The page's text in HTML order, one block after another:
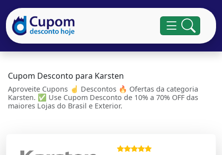
Cupom Desconto para Karsten
Aproveite Cupons ☝ Descontos 🔥 Ofertas da categoria
Karsten. ✅ Use Cupom Desconto de 10% a 70% OFF das
maiores Lojas do Brasil e Exterior.